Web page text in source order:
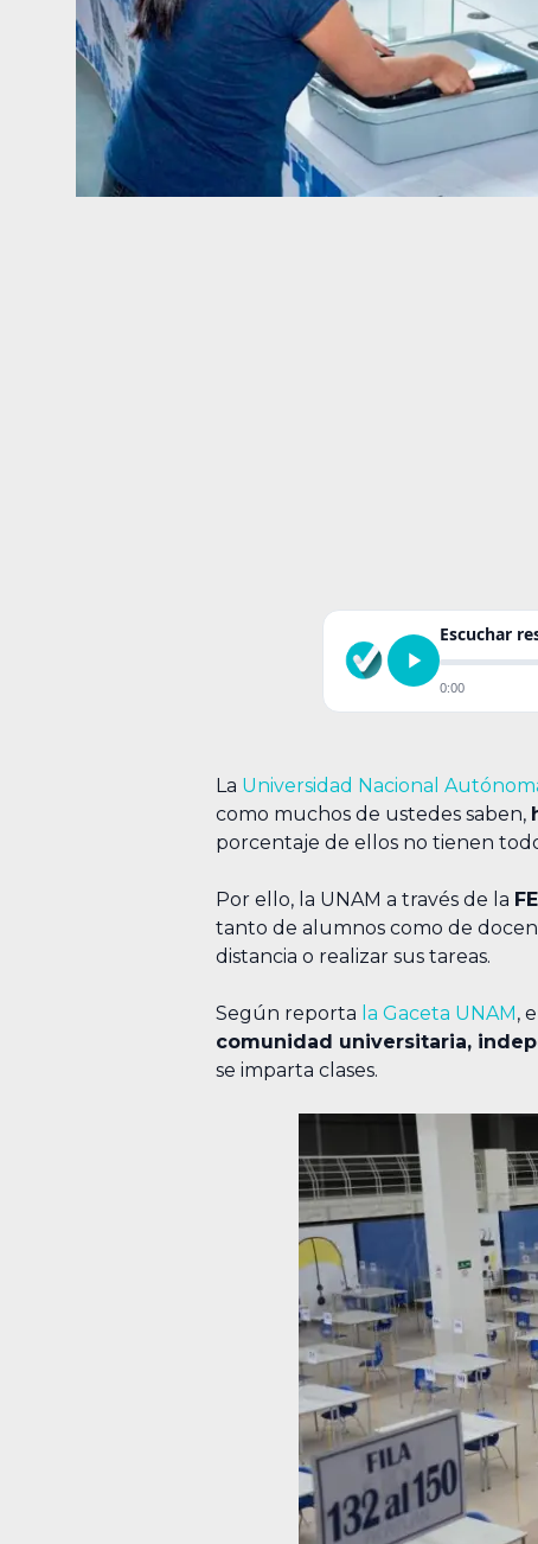
Escuchar
0:00
La Universidad Nacional
como muchos de ustedes saben,
porcentaje de ellos no tienen
Por ello, la UNAM a través de la
tanto de alumnos como de
distancia o realizar sus tareas.
Según reporta la Gaceta UNAM,
comunidad universitaria,
se imparta clases.